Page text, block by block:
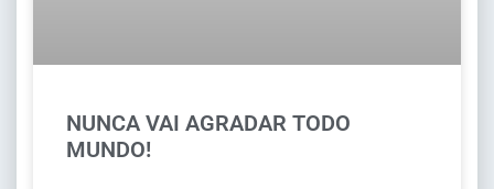
NUNCA VAI AGRADAR TODO
MUNDO!